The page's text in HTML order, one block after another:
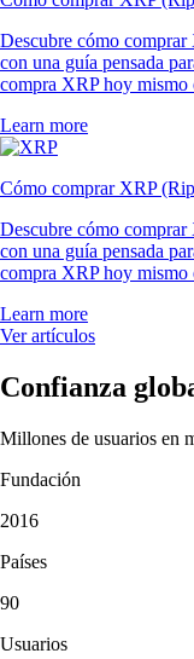
Descubre cómo
con una guía pensada
compra XRP hoy mismo
Learn more
Cómo comprar XRP
Descubre cómo
con una guía pensada
compra XRP hoy mismo
Learn more
Ver artículos
Confianza
Millones de usuarios en
Fundación
2016
Países
90
Usuarios